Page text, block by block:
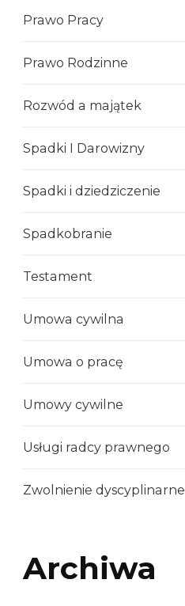
Prawo Pracy
Prawo Rodzinne
Rozwód a majątek
Spadki I Darowizny
Spadki i dziedziczenie
Spadkobranie
Testament
Umowa cywilna
Umowa o pracę
Umowy cywilne
Usługi radcy prawnego
Zwolnienie dyscyplinarne
Archiwa